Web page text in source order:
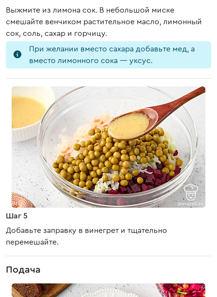
Выжмите из лимона сок. В небольшой миске
смешайте венчиком растительное масло, лимонный
сок, соль, сахар и горчицу.
При желании вместо сахара добавьте мед, а
вместо лимонного сока — уксус.
Шаг 5
Добавьте заправку в винегрет и тщательно
перемешайте.
Подача